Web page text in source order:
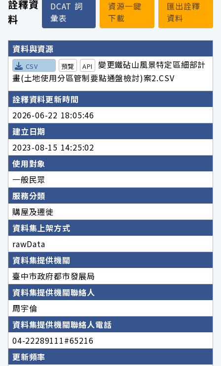
詮釋資
料
DCAT 詞
彙表
資源一鍵
下載
匯出詮釋
資料
詮釋資料詳細內容
資料與資源
CSV 預覽 API
變更鐵砧山風景特定區細部計
畫(土地使用分區管制要點通盤檢討)案2.CSV
詮釋資料更新時間
2026-06-22 18:05:46
建立日期
2023-08-15 14:25:02
使用對象
一般民眾
服務分類
購屋及遷徙
資料集上架方式
rawData
資料集提供機關
臺中市政府都市發展局
資料集提供機關聯絡人
周宇倫
資料集提供機關聯絡人電話
04-22289111#65216
更新頻率